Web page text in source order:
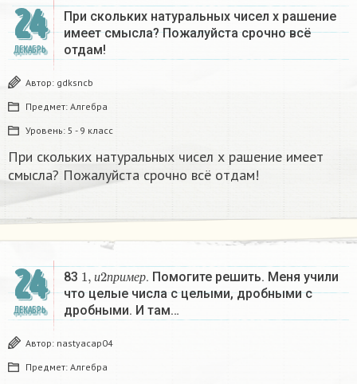
24
ДЕКАБРЬ
При скольких натуральных чисел х рашение
имеет смысла? Пожалуйста срочно всё
отдам!
Автор: gdksncb
Предмет: Алгебра
Уровень: 5 - 9 класс
При скольких натуральных чисел х рашение имеет
смысла? Пожалуйста срочно всё отдам!
24
ДЕКАБРЬ
83 и пр име р
1,и 2пример
. Помогите решить. Меня учили
что целые числа с целыми, дробными с
дробными. И там…
Автор: nastyacap04
Предмет: Алгебра